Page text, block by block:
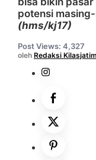
potensi
(hms/kj17)
Post Views: 4,327
oleh Redaksi Kilasjatim